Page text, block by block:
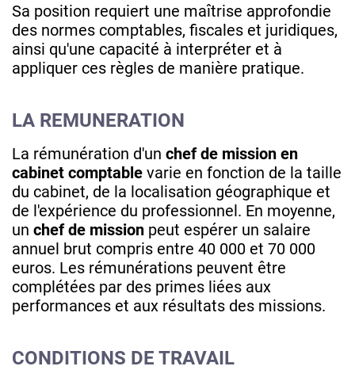
Sa position requiert une maîtrise approfondie
des normes comptables, fiscales et juridiques,
ainsi qu'une capacité à interpréter et à
appliquer ces règles de manière pratique.
LA REMUNERATION
La rémunération d'un chef de mission en
cabinet comptable varie en fonction de la taille
du cabinet, de la localisation géographique et
de l'expérience du professionnel. En moyenne,
un chef de mission peut espérer un salaire
annuel brut compris entre 40 000 et 70 000
euros. Les rémunérations peuvent être
complétées par des primes liées aux
performances et aux résultats des missions.
CONDITIONS DE TRAVAIL